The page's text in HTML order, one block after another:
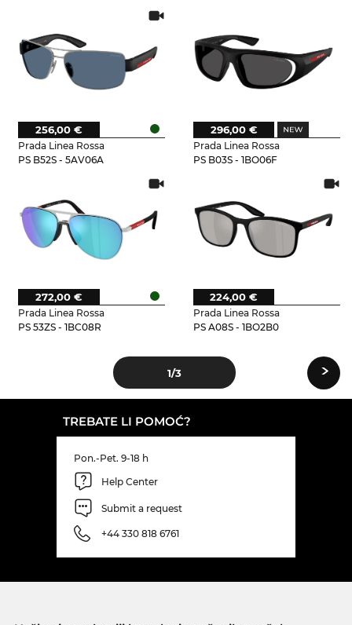
Prada Linea Rossa
PS B52S - 5AV06A
256,00 €
Prada Linea Rossa
PS B03S - 1BO06F
296,00 €
Prada Linea Rossa
PS 53ZS - 1BC08R
272,00 €
Prada Linea Rossa
PS A08S - 1BO2B0
224,00 €
1/3 ›
TREBATE LI POMOĆ?
Pon.-Pet. 9-18 h
Help Center
Submit a request
+44 330 818 6761